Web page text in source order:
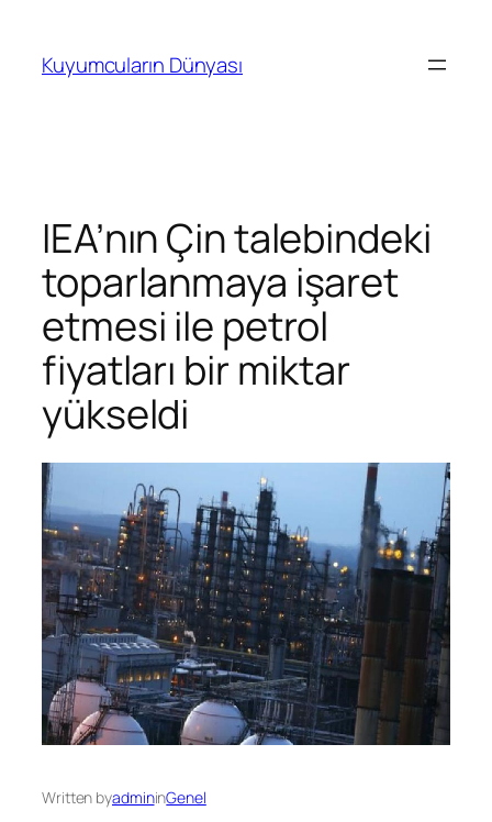
Kuyumcuların Dünyası
IEA’nın Çin talebindeki
toparlanmaya işaret
etmesi ile petrol
fiyatları bir miktar
yükseldi
Written byadmininGenel